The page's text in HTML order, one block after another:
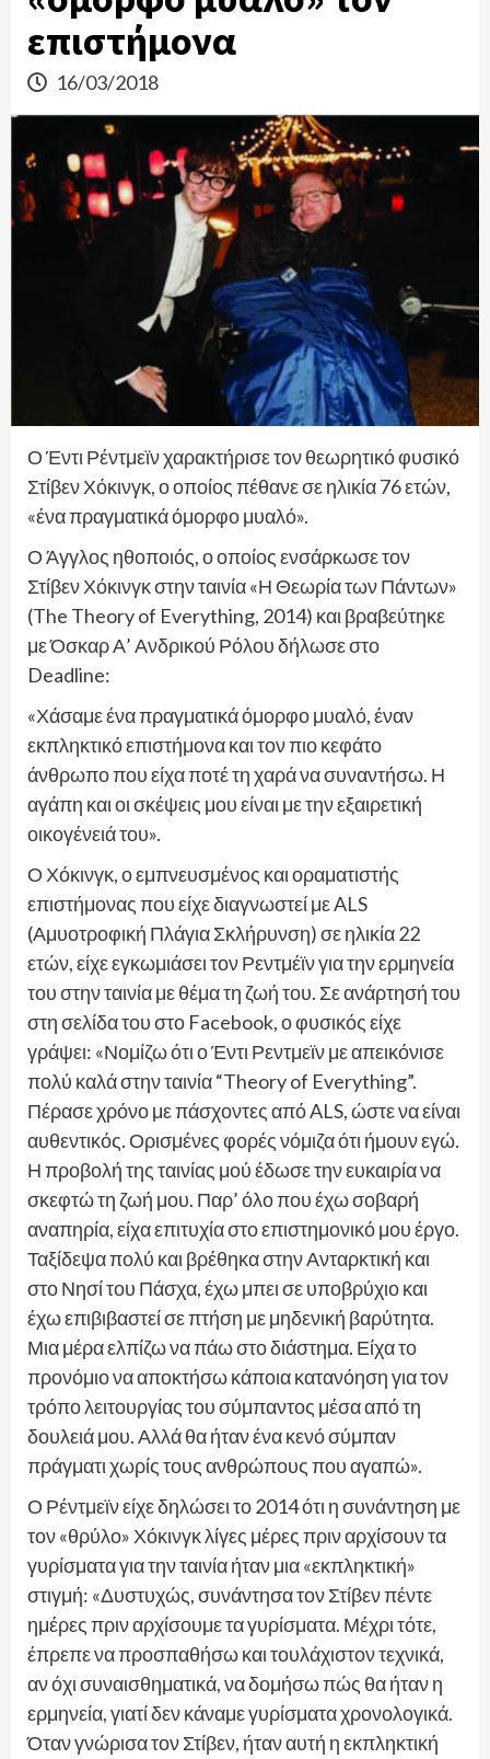
επιστήμονα
16/03/2018
Ο Έντι Ρέντμεϊν χαρακτήρισε τον θεωρητικό φυσικό
Στίβεν Χόκινγκ, ο οποίος πέθανε σε ηλικία 76 ετών,
«ένα πραγματικά όμορφο μυαλό».
Ο Άγγλος ηθοποιός, ο οποίος ενσάρκωσε τον
Στίβεν Χόκινγκ στην ταινία «Η Θεωρία των Πάντων»
(The Theory of Everything, 2014) και βραβεύτηκε
με Όσκαρ Α’ Ανδρικού Ρόλου δήλωσε στο
Deadline:
«Χάσαμε ένα πραγματικά όμορφο μυαλό, έναν
εκπληκτικό επιστήμονα και τον πιο κεφάτο
άνθρωπο που είχα ποτέ τη χαρά να συναντήσω. Η
αγάπη και οι σκέψεις μου είναι με την εξαιρετική
οικογένειά του».
Ο Χόκινγκ, ο εμπνευσμένος και οραματιστής
επιστήμονας που είχε διαγνωστεί με ALS
(Αμυοτροφική Πλάγια Σκλήρυνση) σε ηλικία 22
ετών, είχε εγκωμιάσει τον Ρεντμέϊν για την ερμηνεία
του στην ταινία με θέμα τη ζωή του. Σε ανάρτησή του
στη σελίδα του στο Facebook, ο φυσικός είχε
γράψει: «Νομίζω ότι ο Έντι Ρεντμεϊν με απεικόνισε
πολύ καλά στην ταινία “Theory of Everything”.
Πέρασε χρόνο με πάσχοντες από ALS, ώστε να είναι
αυθεντικός. Ορισμένες φορές νόμιζα ότι ήμουν εγώ.
Η προβολή της ταινίας μού έδωσε την ευκαιρία να
σκεφτώ τη ζωή μου. Παρ’ όλο που έχω σοβαρή
αναπηρία, είχα επιτυχία στο επιστημονικό μου έργο.
Ταξίδεψα πολύ και βρέθηκα στην Ανταρκτική και
στο Νησί του Πάσχα, έχω μπει σε υποβρύχιο και
έχω επιβιβαστεί σε πτήση με μηδενική βαρύτητα.
Μια μέρα ελπίζω να πάω στο διάστημα. Είχα το
προνόμιο να αποκτήσω κάποια κατανόηση για τον
τρόπο λειτουργίας του σύμπαντος μέσα από τη
δουλειά μου. Αλλά θα ήταν ένα κενό σύμπαν
πράγματι χωρίς τους ανθρώπους που αγαπώ».
Ο Ρέντμεϊν είχε δηλώσει το 2014 ότι η συνάντηση με
τον «θρύλο» Χόκινγκ λίγες μέρες πριν αρχίσουν τα
γυρίσματα για την ταινία ήταν μια «εκπληκτική»
στιγμή: «Δυστυχώς, συνάντησα τον Στίβεν πέντε
ημέρες πριν αρχίσουμε τα γυρίσματα. Μέχρι τότε,
έπρεπε να προσπαθήσω και τουλάχιστον τεχνικά,
αν όχι συναισθηματικά, να δομήσω πώς θα ήταν η
ερμηνεία, γιατί δεν κάναμε γυρίσματα χρονολογικά.
Όταν γνώρισα τον Στίβεν, ήταν αυτή η εκπληκτική